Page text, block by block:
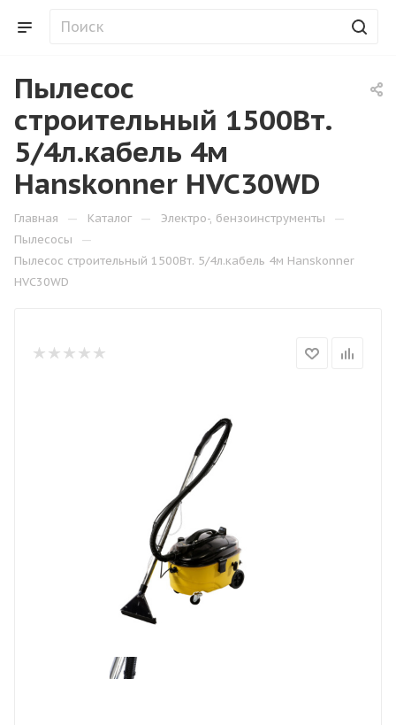
Пылесос
строительный 1500Вт.
5/4л.кабель 4м
Hanskonner HVC30WD
Главная — Каталог — Электро-, бензоинструменты —
Пылесосы —
Пылесос строительный 1500Вт. 5/4л.кабель 4м Hanskonner
HVC30WD